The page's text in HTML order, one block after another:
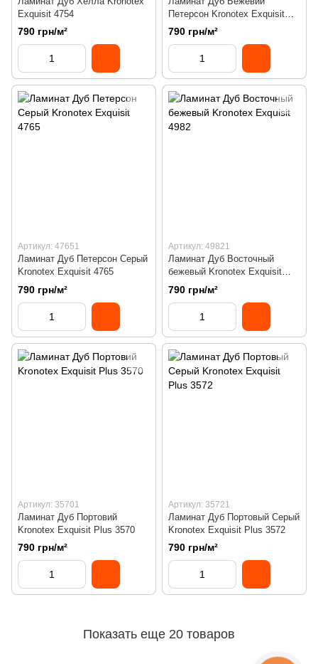
Exquisit 4754
790 грн/м²
Петерсон Kronotex Exquisit
4763
790 грн/м²
Артикул: 47651
Ламинат Дуб Петерсон Серый
Kronotex Exquisit 4765
790 грн/м²
Артикул: 49821
Ламинат Дуб Восточный
бежевый Kronotex Exquisit
4982
790 грн/м²
Артикул: 35701
Ламинат Дуб Портовий
Kronotex Exquisit Plus 3570
790 грн/м²
Артикул: 35721
Ламинат Дуб Портовый Серый
Kronotex Exquisit Plus 3572
790 грн/м²
Показать еще 20 товаров